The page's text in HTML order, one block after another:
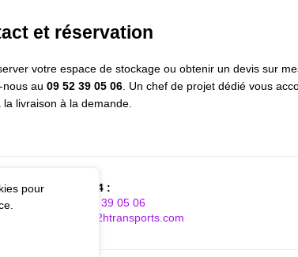
et réservation
votre espace de stockage ou obtenir un devis sur
nous au 09 52 39 05 06 . Un chef de projet dédié vous
la livraison à la demande.
Disponible 24h/24 :
Téléphone :
09 52 39 05 06
contacts@2htransports.com
pour